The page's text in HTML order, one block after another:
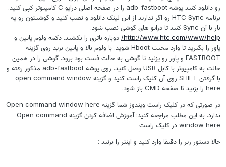
رو دانلود کنید پوشه adb-fastboot را در صفحه اصلی درایو C کامپیوتر کپی کنید.
برنامه HTC Sync رو اگر ندارید از این لینک دانلود و نصب کنید و گوشیتون رو یه
بار با آن Sync کنید تا درایو های گوشی نصب شود.
http://www.htc.com/www/help/ دوباره باتری را بکشید. دکمه ولوم پایین و
پاور را بگیرید تا وارد محیت Hboot شوید. با ولوم بالا و پایین برید روی گزینه
FASTBOOT و پاور رو یزنید تا گوشی به حالت فست بود برود. گوشی را در همین
حالت به کامپیوتر با کابل USB وصل کنید. روی پوشه adb-fastboot مذکور رفته و
با گرفتن SHIFT روی آن کلیک راست کنید و گزینه open command window
here را بزنید تا صفحه CMD باز شود.
در صورتی که در کلیک راست ویندوز شما گزینه Open command window here
ندارد. به این مطلب مراجعه کنید: آموزش اضافه کردن گزینه Open command
window here در کلیک راست
حالا دستور زیر را دقیقا وارد کنید و اینتر را بزنید :